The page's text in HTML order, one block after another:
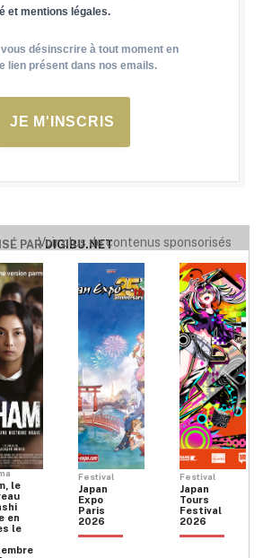
et mentions légales.
désinscrire à tout moment en
lien présent dans nos emails.
JE M'INSCRIS
PARDIGIBU.NET
Voir plus de contenus sponsorisés
le
en
le
Festival
Japan
Expo
Paris
2026
Festival
Japan
Tours
Festival
2026